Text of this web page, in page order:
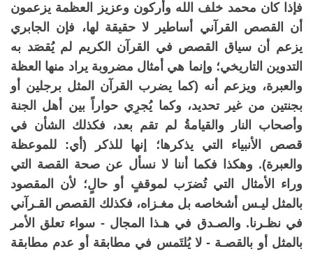
فإذا كان محمد خلف الله وأركون وعزيز العظمة يزعمون
أن القصص القرآني أساطير لا حقيقة لها، فإن الجابري
يزعم أن سياق القصص في القرآن الكريم لم يُقصَد به
التدوين التاريخي؛ وإنما هي أمثال مضروبة يراد منها العظة
والعبرة، ويزعم أنه (كما يضرب القرآن المثل برجلين أو
بجنتين من غير تحديد، وكما يُجرِي حواراً بين أهل الجنة
وأصحاب النار والقيامةُ لم تقم بعد، فكذلك الشأن في
قصص الأنبياء التي يذكرها؛ إنها للذكر (أي: للموعظة
والعبرة). وهكذا فكما أننا لا نسأل عن صحة القصة التي
وراء الأمثال التي تُضرَب لموقفٍ أو حالٍ؛ لأن المقصود
بالمثل ليـس أشخاصه بل مغـزاه، فكذلك القصص القـرآني
في نظـرنا. والصـدق في هـذا المجال - سواء تعلق الأمر
بالمثل أو بالقصـة - لا يُلتَمس في مطابقة أو عدم مطابقة